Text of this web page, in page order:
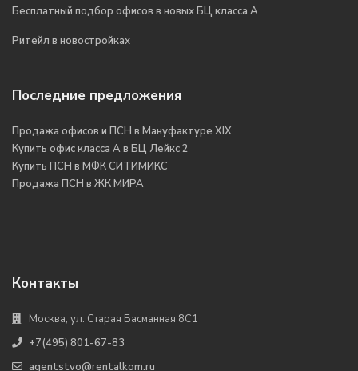
Бесплатный подбор офисов в новых БЦ класса А
Ритейл в новостройках
Последние предложения
Продажа офисов и ПСН в Мануфактуре XIX
Купить офис класса А в БЦ Лейкс 2
Купить ПСН в МФК СИТИМИКС
Продажа ПСН в ЖК МИРА
Контакты
Москва, ул. Старая Басманная 8С1
+7(495) 801-67-83
agentstvo@rentalkom.ru